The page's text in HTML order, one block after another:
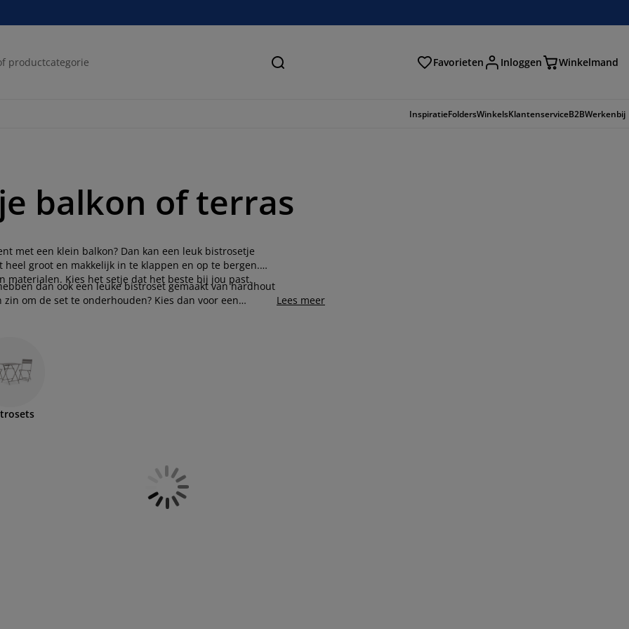
Zoeken Favorieten Inloggen Winkelmand
InspiratieFoldersWinkelsKlantenserviceB2BWerkenbij
balkon of terras
met een klein balkon? Dan kan een leuk bistrosetje
groot en makkelijk in te klappen en op te bergen.
materialen. Kies het setje dat het beste bij jou past.
dan ook een leuke bistroset gemaakt van hardhout
om de set te onderhouden? Kies dan voor een
Lees meer